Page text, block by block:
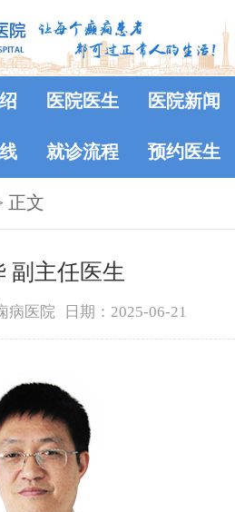
医院医生 医院新闻
就诊流程 预约医生
正文
副主任医生
病医院 日期：2025-06-21